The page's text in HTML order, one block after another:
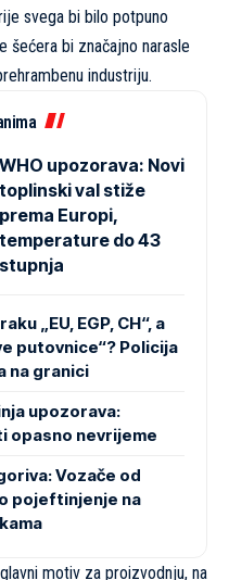
svega bi bilo potpuno
šećera bi značajno narasle
industriju.
WHO upozorava: Novi
toplinski val stiže
prema Europi,
temperature do 43
stupnja
„EU, EGP, CH“, a
putovnice“? Policija
na granici
upozorava:
opasno nevrijeme
Vozače od
pojeftinjenje na
motiv za proizvodnju, na